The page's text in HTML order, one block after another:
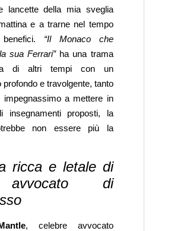
lancette della mia sveglia
e a trarne nel tempo
“Il Monaco che
sua Ferrari”ha una trama
di altri tempi con un
profondo e travolgente, tanto
a mettere in
insegnamenti proposti, la
non essere più la
ricca e letale di
di
, celebre avvocato